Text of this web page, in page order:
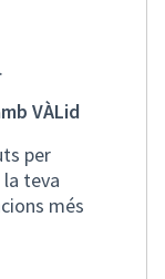
VÀLid
per
teva
més